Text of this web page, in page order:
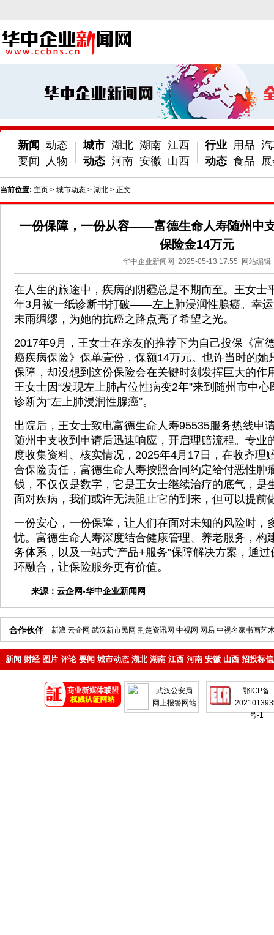
新闻
要闻
动态
人物
城市
动态
湖北 湖南 江西
河南 安徽 山西
行业
动态
用品
食品
当前位置: 主页 > 城市动态 > 湖北 > 正文
一份保障，一份从容——富德生命人寿随州中
保险金14万元
华中企业新闻网 2025-05-13 17:55 网站编辑
在人生的旅途中，疾病的阴霾总是不期而至。王女士
年3月被一纸诊断书打破——左上肺浸润性腺癌。幸
未雨绸缪，为她的抗癌之路点亮了希望之光。
2017年9月，王女士在亲友的推荐下为自己投保《富
癌疾病保险》保单壹份，保额14万元。也许当时的她
保障，却没想到这份保险会在关键时刻发挥巨大的作
王女士因“发现左上肺占位性病变2年”来到随州市中
诊断为“左上肺浸润性腺癌”。
出院后，王女士致电富德生命人寿95535服务热线申
随州中支收到申请后迅速响应，开启理赔流程。专业
度收集资料、核实情况，2025年4月17日，在收齐理
合保险责任，富德生命人寿按照合同约定给付恶性肿
钱，不仅仅是数字，它是王女士继续治疗的底气，是
面对疾病，我们或许无法阻止它的到来，但可以提前
一份安心，一份保障，让人们在面对未知的风险时，
忧。富德生命人寿深度结合健康管理、养老服务，构
务体系，以及一站式“产品+服务”保障解决方案，通
环融合，让保险服务更有价值。
来源： 云企网-华中企业新闻网
合作伙伴 新浪 云企网 武汉新市民网 荆楚资讯网 中视网 网易 中视名家书画艺
新闻 财经 图片 评论 要闻 城市动态 湖北 湖南 江西 河南 安徽 山西 招投标
武汉公安局
网上报警网站
鄂ICP备
号-1